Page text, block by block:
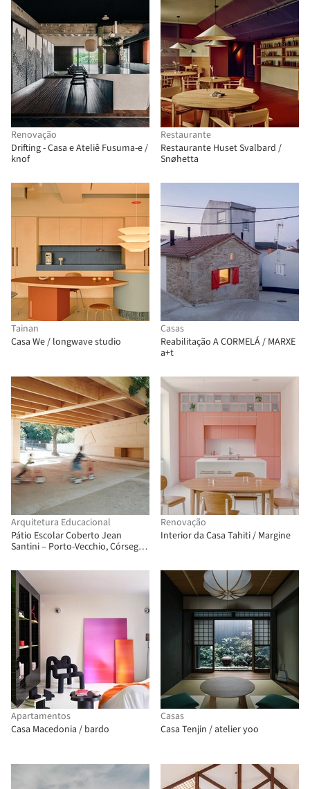
Renovação
Drifting - Casa e Ateliê Fusuma-e /
knof
Restaurante
Restaurante Huset Svalbard /
Snøhetta
Tainan
Casa We / longwave studio
Casas
Reabilitação A CORMELÁ / MARXE
a+t
Arquitetura Educacional
Pátio Escolar Coberto Jean
Santini – Porto-Vecchio, Córsega /
Renovação
Interior da Casa Tahiti / Margine
Apartamentos
Casa Macedonia / bardo
Casas
Casa Tenjin / atelier yoo